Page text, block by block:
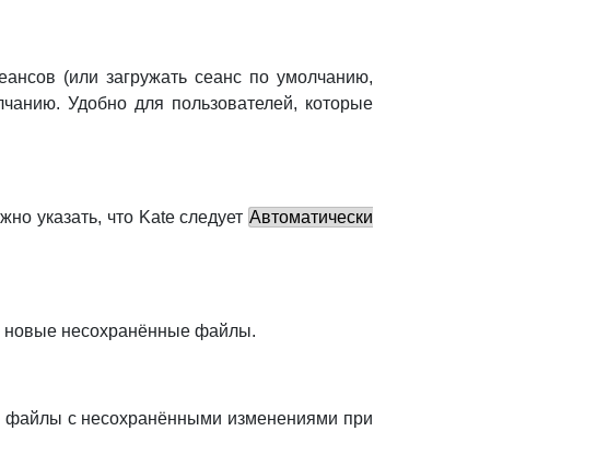
(или загружать сеанс по умолчанию,
Удобно для пользователей, которые
указать, что Kateследует Автоматически
новые несохранённые файлы.
файлы с несохранёнными изменениями при